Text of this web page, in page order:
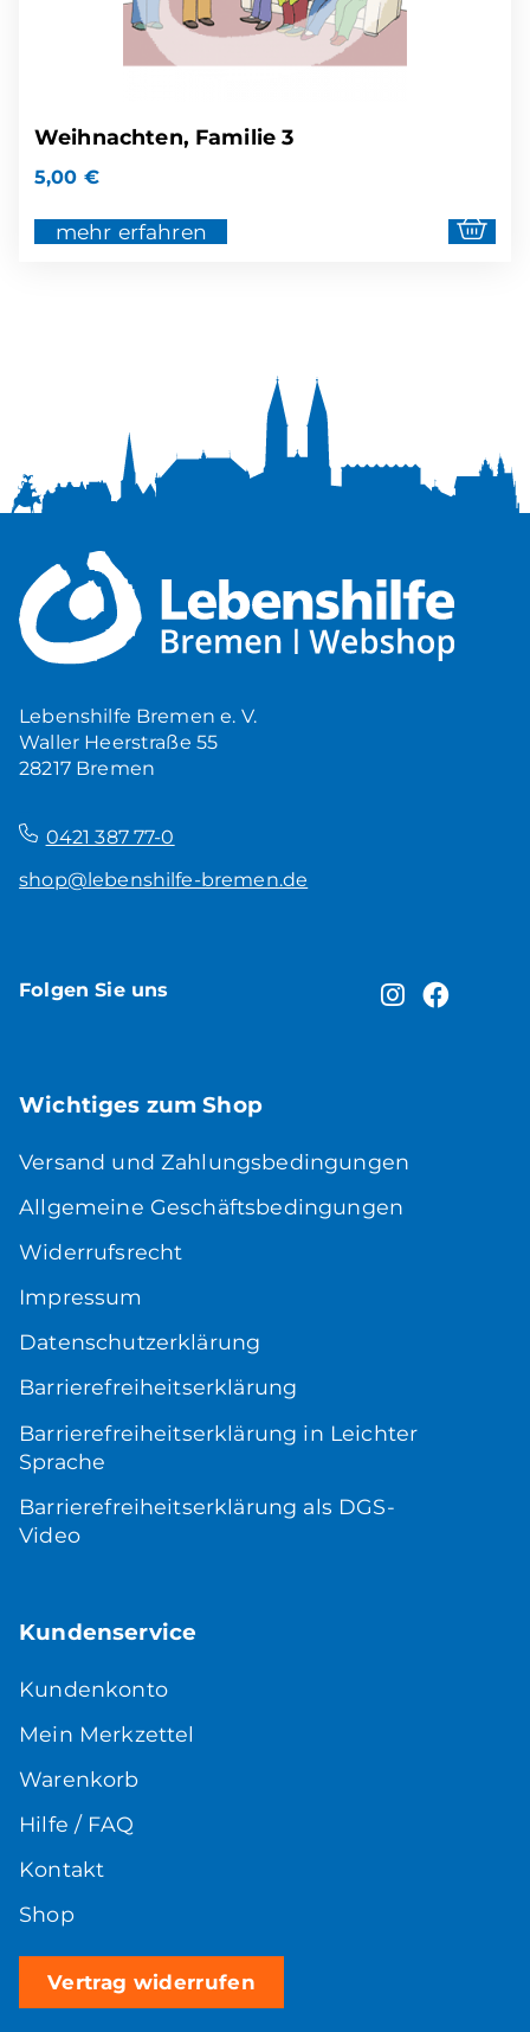
Weihnachten, Familie 3
5,00 €
mehr erfahren
Lebenshilfe Bremen e. V.
Waller Heerstraße 55
28217 Bremen
0421 387 77-0
shop@lebenshilfe-bremen.de
Folgen Sie uns
Wichtiges zum Shop
Versand und Zahlungsbedingungen
Allgemeine Geschäftsbedingungen
Widerrufsrecht
Impressum
Datenschutzerklärung
Barrierefreiheitserklärung
Barrierefreiheitserklärung in Leichter
Sprache
Barrierefreiheitserklärung als DGS-
Video
Kundenservice
Kundenkonto
Mein Merkzettel
Warenkorb
Hilfe / FAQ
Kontakt
Shop
Vertrag widerrufen